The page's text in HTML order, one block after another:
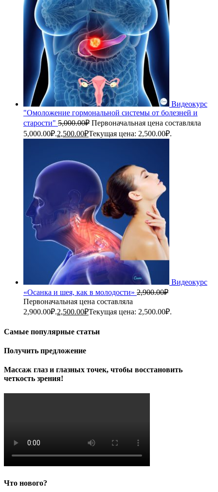
Видеокурс
"Омоложение гормональной системы от болезней и
старости" 5,000.00₽ Первоначальная цена составляла
5,000.00₽.2,500.00₽Текущая цена: 2,500.00₽.
Видеокурс
«Осанка и шея, как в молодости» 2,900.00₽
Первоначальная цена составляла
2,900.00₽.2,500.00₽Текущая цена: 2,500.00₽.
Самые популярные статьи
Получить предложение
Массаж глаз и глазных точек, чтобы восстановить
четкость зрения!
Что нового?